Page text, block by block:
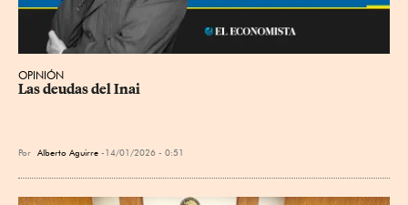
OPINIÓN
Las deudas del Inai
Por Alberto Aguirre 14/01/2026 - 0:51